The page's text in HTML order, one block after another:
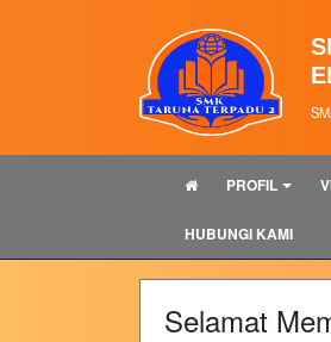
PROFIL
HUBUNGI KAMI
Selamat